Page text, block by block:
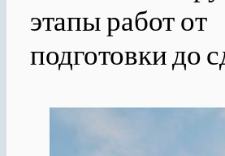
этапы работ от
подготовки до